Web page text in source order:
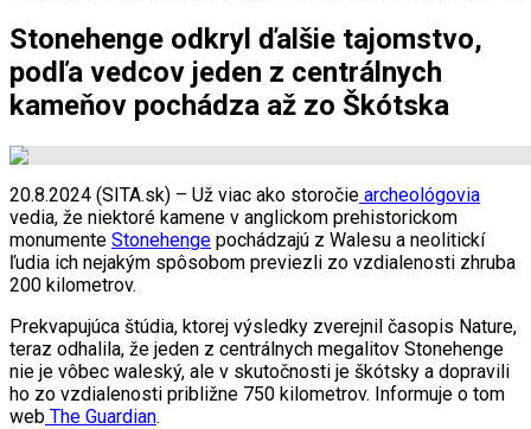
Stonehenge odkryl ďalšie tajomstvo,
podľa vedcov jeden z centrálnych
kameňov pochádza až zo Škótska
20.8.2024 (SITA.sk) – Už viac ako storočie archeológovia
vedia, že niektoré kamene v anglickom prehistorickom
monumente Stonehenge pochádzajú z Walesu a neolitickí
ľudia ich nejakým spôsobom previezli zo vzdialenosti zhruba
200 kilometrov.
Prekvapujúca štúdia, ktorej výsledky zverejnil časopis Nature,
teraz odhalila, že jeden z centrálnych megalitov Stonehenge
nie je vôbec waleský, ale v skutočnosti je škótsky a dopravili
ho zo vzdialenosti približne 750 kilometrov. Informuje o tom
web The Guardian.